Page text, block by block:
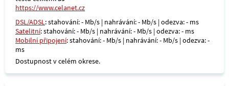
https://www.celanet.cz
DSL/ADSL: stahování: - Mb/s | nahrávání: - Mb/s | odezva: - ms
Satelitní: stahování: - Mb/s | nahrávání: - Mb/s | odezva: - ms
Mobilní připojení: stahování: - Mb/s | nahrávání: - Mb/s | odezva: -
ms
Dostupnost v celém okrese.